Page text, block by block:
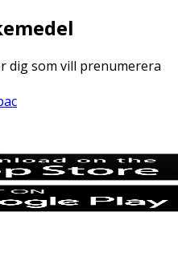
dig som vill prenumerera